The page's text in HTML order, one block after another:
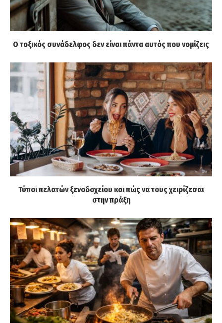
Ο τοξικός συνάδελφος δεν είναι πάντα αυτός που νομίζεις
Τύποι πελατών ξενοδοχείου και πώς να τους χειρίζεσαι
στην πράξη